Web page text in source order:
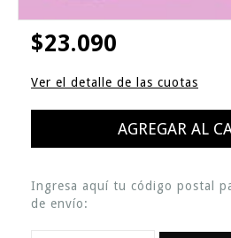
$23.090
Ver el detalle de las cuotas
Ingresa aquí tu código postal
de envío: